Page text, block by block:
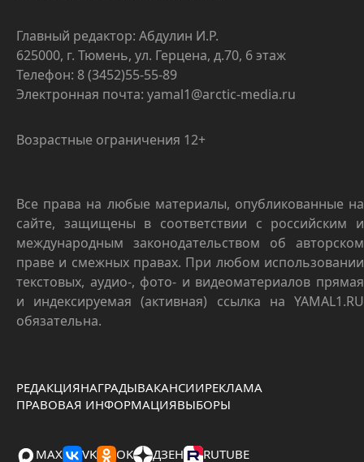
Главный редактор: Абдулин И.Р.
625000, г. Тюмень, ул. Герцена, д.70, 6 этаж
Телефон: 8 (3452)55-55-89
Электронная почта: yamal1@arctic-media.ru
Возрастные ограничения 12+
Все права на любые материалы, опубликованные на
сайте, защищены в соответствии с российским и
международным законодательством об авторском
праве и смежных правах. При любом использовании
текстовых, аудио-, фото- и видеоматериалов прямая
и индексируемая (активная) ссылка на YAMAL1.RU
обязательна.
РЕДАКЦИЯНАГРАДЫВАКАНСИИРЕКЛАМА
ПРАВОВАЯ ИНФОРМАЦИЯВЫБОРЫ
MAX VK OK ДЗЕН RUTUBE